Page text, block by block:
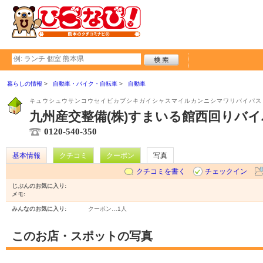
暮らしの情報 自動車・バイク・自転車 自動車
キュウシュウサンコウセイビカブシキガイシャスマイルカンニシマワリバイパス
九州産交整備(株)すまいる館西回りバ
0120-540-350
基本情報 クチコミ クーポン
写真
クチコミを書く
チェックイン
じぶんのお気に入り:
メモ:
みんなのお気に入り: クーポン… 1人
このお店・スポットの写真